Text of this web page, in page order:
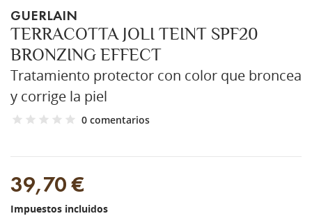
GUERLAIN
TERRACOTTA JOLI TEINT SPF20
BRONZING EFFECT
Tratamiento protector con color que broncea
y corrige la piel
0 comentarios
39,70 €
Impuestos incluidos